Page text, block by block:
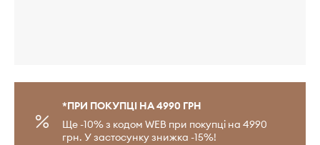
*ПРИ ПОКУПЦІ НА 4990 ГРН
Ще -10% з кодом WEB при покупці на 4990
грн. У застосунку знижка -15%!